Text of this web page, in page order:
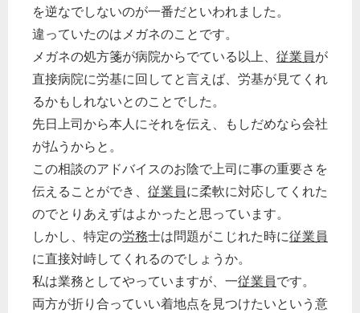
を逆なでしないのが一番だといわれました。
違っていたのはメガネのことです。
メガネの処方箋が病院からでている以上、 従業員が
直接病院に労基に回してと言えば、労基が見てくれ
るかもしれないとのことでした。
先日上司から本人にそれを伝え、もしだめなら会社
が払うからと。
この相談のアドバイスのお陰で上司に事の重要さを
伝えることができ、 従業員に柔軟に対応してくれた
のでとりあえずはよかったと思っています。
しかし、特定の労務士は問題がこじれた時に従業員
に直接対峙してくれるのでしょうか。
私は業務としてやっていますが、一従業員です。
両方が折り合っていい着地点を見つけたいという意